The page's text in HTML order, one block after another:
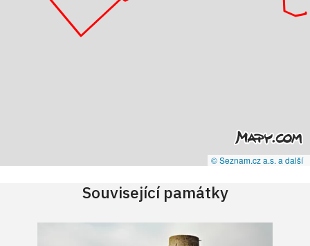
© Seznam.cz a.s. a další
Související památky